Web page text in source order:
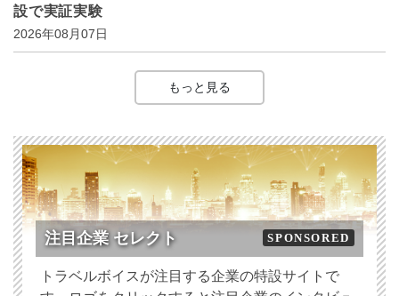
設で実証実験
2026年08月07日
もっと見る
注目企業 セレクト SPONSORED
トラベルボイスが注目する企業の特設サイトで